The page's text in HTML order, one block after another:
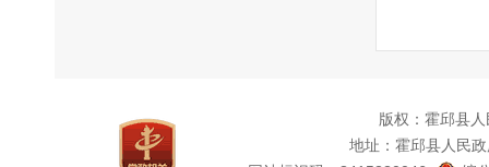
版权：霍邱县
地址：霍邱县人民